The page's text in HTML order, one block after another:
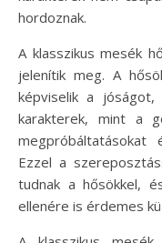
hordoznak.
A klasszikus mesék
jelenítik meg. A
képviselik a
karakterek, mint a
megpróbáltatásokat
Ezzel a
tudnak a hősökkel,
ellenére is érdemes